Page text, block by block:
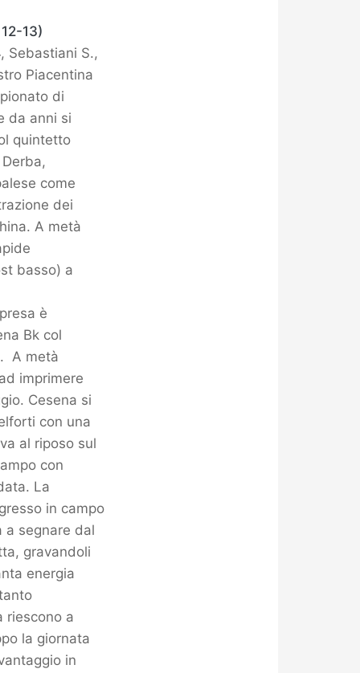
13)
Sebastiani S.,
Piacentina
di
da anni si
quintetto
come
dei
A metà
basso) a
è
Bk col
A metà
imprimere
Cesena si
con una
al riposo sul
con
La
in campo
a segnare dal
gravandoli
energia
riescono a
la giornata
in